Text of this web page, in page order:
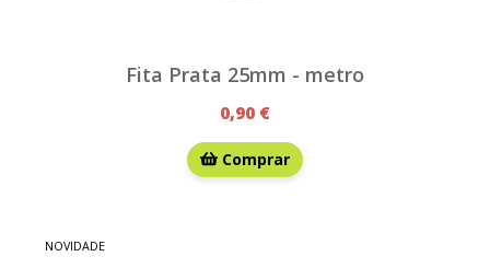
Fita Prata 25mm - metro
0,90 €
Comprar
NOVIDADE